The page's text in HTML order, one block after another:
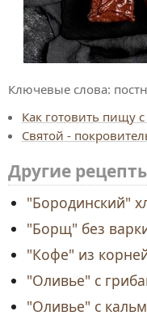
Ключевые слова:
Как готовить пищу
Святой -
Другие
"Бородинский"
"Борщ" без
"Кофе" из
"Оливье" с
"Оливье" с